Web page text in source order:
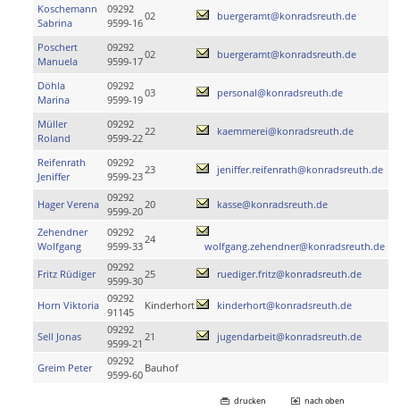
Koschemann
Sabrina
09292
9599-16
02 buergeramt@konradsreuth.de
Poschert
Manuela
09292
9599-17
02 buergeramt@konradsreuth.de
Döhla
Marina
09292
9599-19
03 personal@konradsreuth.de
Müller
Roland
09292
9599-22
22 kaemmerei@konradsreuth.de
Reifenrath
Jeniffer
09292
9599-23
23 jeniffer.reifenrath@konradsreuth.de
Hager Verena
09292
9599-20
20 kasse@konradsreuth.de
Zehendner
Wolfgang
09292
9599-33
24
wolfgang.zehendner@konradsreuth.de
Fritz Rüdiger
09292
9599-30
25 ruediger.fritz@konradsreuth.de
Horn Viktoria
09292
91145
Kinderhort kinderhort@konradsreuth.de
Sell Jonas
09292
9599-21
21 jugendarbeit@konradsreuth.de
Greim Peter
09292
9599-60
Bauhof
drucken nach oben